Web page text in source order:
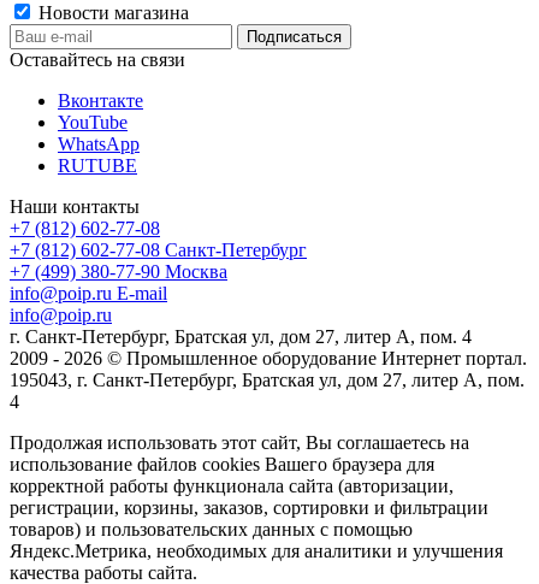
Новости магазина
Оставайтесь на связи
Вконтакте
YouTube
WhatsApp
RUTUBE
Наши контакты
+7 (812) 602-77-08
+7 (812) 602-77-08 Санкт-Петербург
+7 (499) 380-77-90 Москва
info@poip.ru E-mail
info@poip.ru
г. Санкт-Петербург, Братская ул, дом 27, литер А, пом. 4
2009 - 2026 © Промышленное оборудование Интернет портал.
195043, г. Санкт-Петербург, Братская ул, дом 27, литер А, пом.
4
Продолжая использовать этот сайт, Вы соглашаетесь на
использование файлов cookies Вашего браузера для
корректной работы функционала сайта (авторизации,
регистрации, корзины, заказов, сортировки и фильтрации
товаров) и пользовательских данных с помощью
Яндекс.Метрика, необходимых для аналитики и улучшения
качества работы сайта.